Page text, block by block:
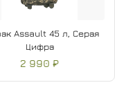
Assault 45 л, Серая
Цифра
2 990 ₽